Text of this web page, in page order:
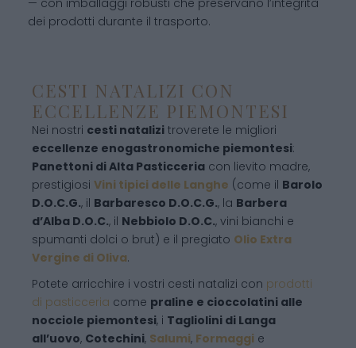
dei prodotti durante il trasporto.
CESTI NATALIZI CON
ECCELLENZE PIEMONTESI
Nei nostri cesti natalizi troverete le migliori
eccellenze enogastronomiche piemontesi:
Panettoni di Alta Pasticceria con lievito madre,
prestigiosi Vini tipici delle Langhe (come il Barolo
D.O.C.G., il Barbaresco D.O.C.G., la Barbera
d’Alba D.O.C., il Nebbiolo D.O.C., vini bianchi e
spumanti dolci o brut) e il pregiato Olio Extra
Vergine di Oliva.
Potete arricchire i vostri cesti natalizi con prodotti
di pasticceria come praline e cioccolatini alle
nocciole piemontesi, i Tagliolini di Langa
all’uovo, Cotechini, Salumi, Formaggi e